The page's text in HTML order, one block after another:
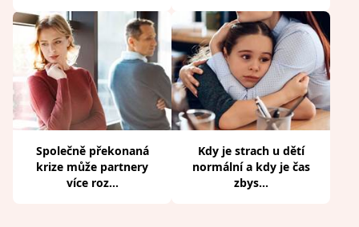
Společně překonaná
krize může partnery
více roz...
Kdy je strach u dětí
normální a kdy je čas
zbys...